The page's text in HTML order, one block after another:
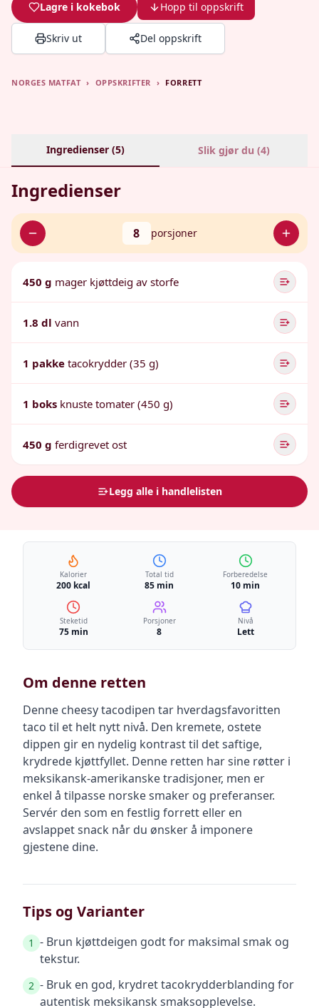
Lagre i kokebok Hopp til oppskrift
Skriv ut Del oppskrift
NORGES MATFAT › OPPSKRIFTER › FORRETT
Ingredienser (5) Slik gjør du (4)
Ingredienser
8 porsjoner
450 g mager kjøttdeig av storfe
1.8 dl vann
1 pakke tacokrydder (35 g)
1 boks knuste tomater (450 g)
450 g ferdigrevet ost
Legg alle i handlelisten
Kalorier
200 kcal
Total tid
85 min
Forberedelse
10 min
Steketid
75 min
Porsjoner
8
Nivå
Lett
Om denne retten
Denne cheesy tacodipen tar hverdagsfavoritten
taco til et helt nytt nivå. Den kremete, ostete
dippen gir en nydelig kontrast til det saftige,
krydrede kjøttfyllet. Denne retten har sine røtter i
meksikansk-amerikanske tradisjoner, men er
enkel å tilpasse norske smaker og preferanser.
Servér den som en festlig forrett eller en
avslappet snack når du ønsker å imponere
gjestene dine.
Tips og Varianter
1 - Brun kjøttdeigen godt for maksimal smak og
tekstur.
2 - Bruk en god, krydret tacokrydderblanding for
autentisk meksikansk smaksopplevelse.